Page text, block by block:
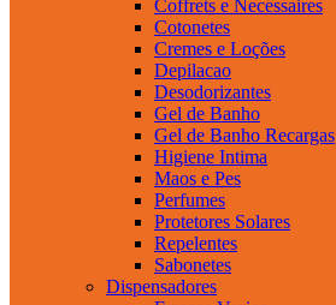
Coffrets e Necessaires
Cotonetes
Cremes e Loções
Depilacao
Desodorizantes
Gel de Banho
Gel de Banho Recargas
Higiene Intima
Maos e Pes
Perfumes
Protetores Solares
Repelentes
Sabonetes
Dispensadores